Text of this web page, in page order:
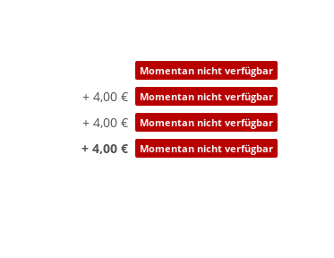
Momentan nicht verfügbar
+ 4,00 € Momentan nicht verfügbar
+ 4,00 € Momentan nicht verfügbar
+ 4,00 € Momentan nicht verfügbar